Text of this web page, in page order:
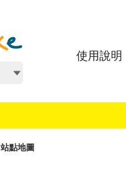
使用說明
站點地圖